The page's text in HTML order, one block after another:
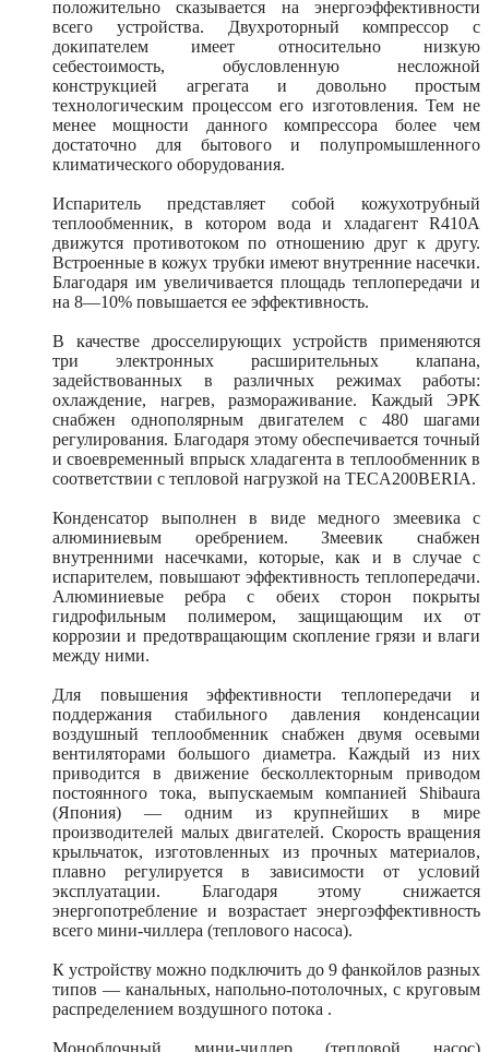
положительно сказывается на энергоэффективности
всего устройства. Двухроторный компрессор с
докипателем имеет относительно низкую
себестоимость, обусловленную несложной
конструкцией агрегата и довольно простым
технологическим процессом его изготовления. Тем не
менее мощности данного компрессора более чем
достаточно для бытового и полупромышленного
климатического оборудования.
Испаритель представляет собой кожухотрубный
теплообменник, в котором вода и хладагент R410A
движутся противотоком по отношению друг к другу.
Встроенные в кожух трубки имеют внутренние насечки.
Благодаря им увеличивается площадь теплопередачи и
на 8—10% повышается ее эффективность.
В качестве дросселирующих устройств применяются
три электронных расширительных клапана,
задействованных в различных режимах работы:
охлаждение, нагрев, размораживание. Каждый ЭРК
снабжен однополярным двигателем с 480 шагами
регулирования. Благодаря этому обеспечивается точный
и своевременный впрыск хладагента в теплообменник в
соответствии с тепловой нагрузкой на TECA200BERIA.
Конденсатор выполнен в виде медного змеевика с
алюминиевым оребрением. Змеевик снабжен
внутренними насечками, которые, как и в случае с
испарителем, повышают эффективность теплопередачи.
Алюминиевые ребра с обеих сторон покрыты
гидрофильным полимером, защищающим их от
коррозии и предотвращающим скопление грязи и влаги
между ними.
Для повышения эффективности теплопередачи и
поддержания стабильного давления конденсации
воздушный теплообменник снабжен двумя осевыми
вентиляторами большого диаметра. Каждый из них
приводится в движение бесколлекторным приводом
постоянного тока, выпускаемым компанией Shibaura
(Япония) — одним из крупнейших в мире
производителей малых двигателей. Скорость вращения
крыльчаток, изготовленных из прочных материалов,
плавно регулируется в зависимости от условий
эксплуатации. Благодаря этому снижается
энергопотребление и возрастает энергоэффективность
всего мини-чиллера (теплового насоса).
К устройству можно подключить до 9 фанкойлов разных
типов — канальных, напольно-потолочных, с круговым
распределением воздушного потока .